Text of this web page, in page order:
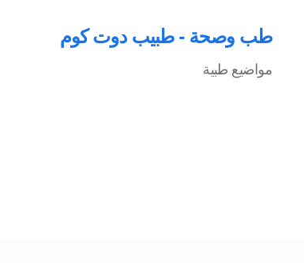
طب وصحة - طبيب دوت كوم
مواضيع طبية